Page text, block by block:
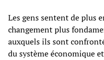
Les gens sentent de plus
changement plus
auxquels ils sont
du système économique